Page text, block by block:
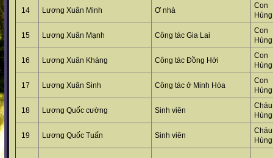
14 Lương Xuân Minh Ơ nhà
Hùng
15 Lương Xuân Mạnh Công tác Gia Lai
Hùng
16 Lương Xuân Kháng Công tác Đồng Hới
Hùng
17 Lương Xuân Sinh Công tác ở Minh Hóa
Hùng
18 Lương Quốc cường Sinh viên
Hùng
19 Lương Quốc Tuấn Sinh viên
Hùng